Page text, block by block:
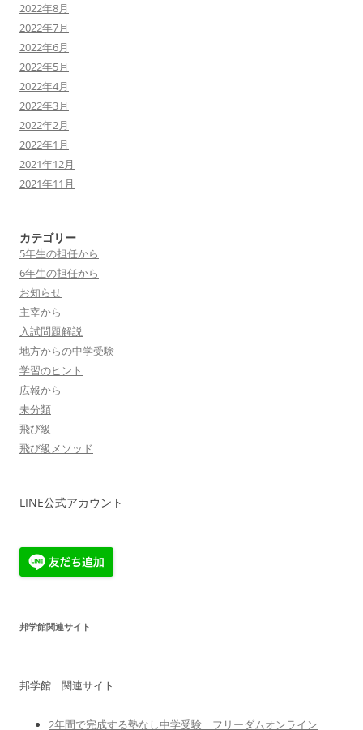
2022年8月
2022年7月
2022年6月
2022年5月
2022年4月
2022年3月
2022年2月
2022年1月
2021年12月
2021年11月
カテゴリー
5年生の担任から
6年生の担任から
お知らせ
主宰から
入試問題解説
地方からの中学受験
学習のヒント
広報から
未分類
飛び級
飛び級メソッド
LINE公式アカウント
邦学館関連サイト
邦学館 関連サイト
2年間で完成する塾なし中学受験 フリーダムオンライン